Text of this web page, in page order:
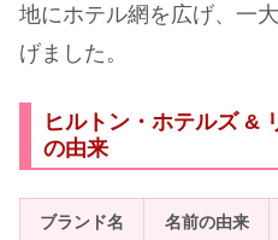
地にホテル網を広げ、一
げました。
ヒルトン・ホテルズ &
の由来
ブランド名 名前の由来